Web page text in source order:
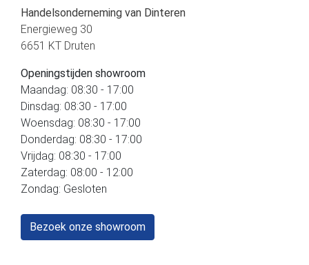
Handelsonderneming van Dinteren
Energieweg 30
6651 KT Druten
Openingstijden showroom
Maandag: 08:30 - 17:00
Dinsdag: 08:30 - 17:00
Woensdag: 08:30 - 17:00
Donderdag: 08:30 - 17:00
Vrijdag: 08:30 - 17:00
Zaterdag: 08:00 - 12:00
Zondag: Gesloten
Bezoek onze showroom